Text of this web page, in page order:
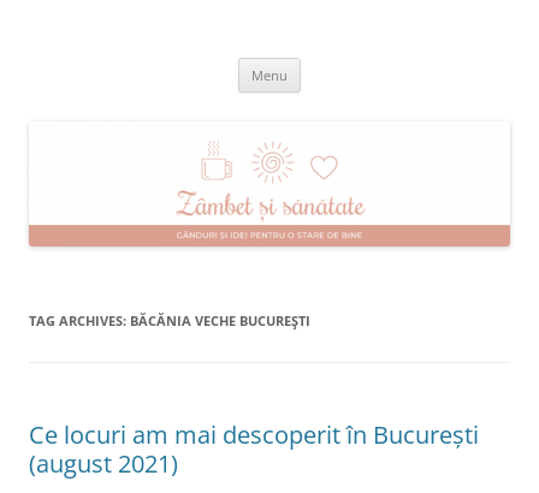
Menu
TAG ARCHIVES: BĂCĂNIA VECHE BUCUREŞTI
Ce locuri am mai descoperit în București
(august 2021)